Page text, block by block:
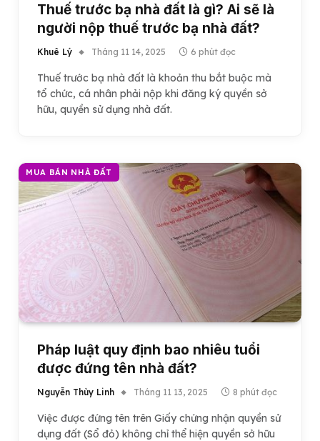
Thuế trước bạ nhà đất là gì? Ai sẽ là
người nộp thuế trước bạ nhà đất?
Khuê Lý Tháng 11 14, 2025 6 phút đọc
Thuế trước bạ nhà đất là khoản thu bắt buộc mà
tổ chức, cá nhân phải nộp khi đăng ký quyền sở
hữu, quyền sử dụng nhà đất.
MUA BÁN NHÀ ĐẤT
Pháp luật quy định bao nhiêu tuổi
được đứng tên nhà đất?
Nguyễn Thùy Linh Tháng 11 13, 2025 8 phút đọc
Việc được đứng tên trên Giấy chứng nhận quyền sử
dụng đất (Sổ đỏ) không chỉ thể hiện quyền sở hữu